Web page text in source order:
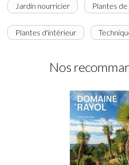
Jardin nourricier Plantes de
Plantes d'intérieur
Nos